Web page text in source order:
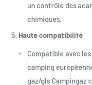
un contrôle des
chimiques.
Haute compatibilité
Compatible avec
camping
gaz/gls Campingaz